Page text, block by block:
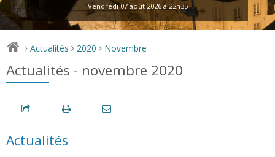
Vendredi 07 août 2026 à 22h35
> Actualités > 2020 > Novembre
Actualités - novembre 2020
Actualités